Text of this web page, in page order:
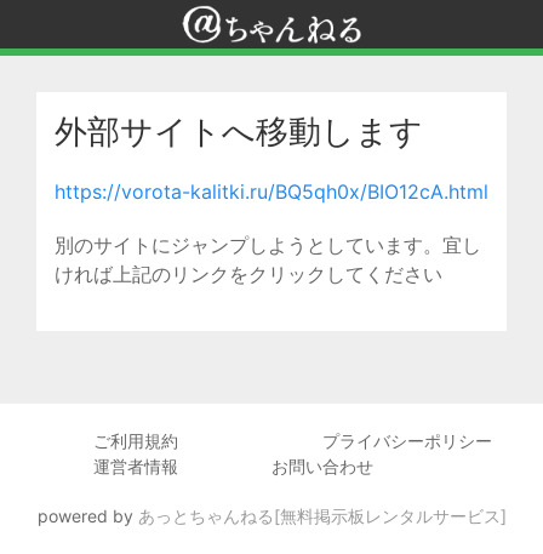
外部サイトへ移動します
https://vorota-kalitki.ru/BQ5qh0x/BIO12cA.html
別のサイトにジャンプしようとしています。宜し
ければ上記のリンクをクリックしてください
ご利用規約
プライバシーポリシー
運営者情報
お問い合わせ
powered by あっとちゃんねる[無料掲示板レンタルサービス]